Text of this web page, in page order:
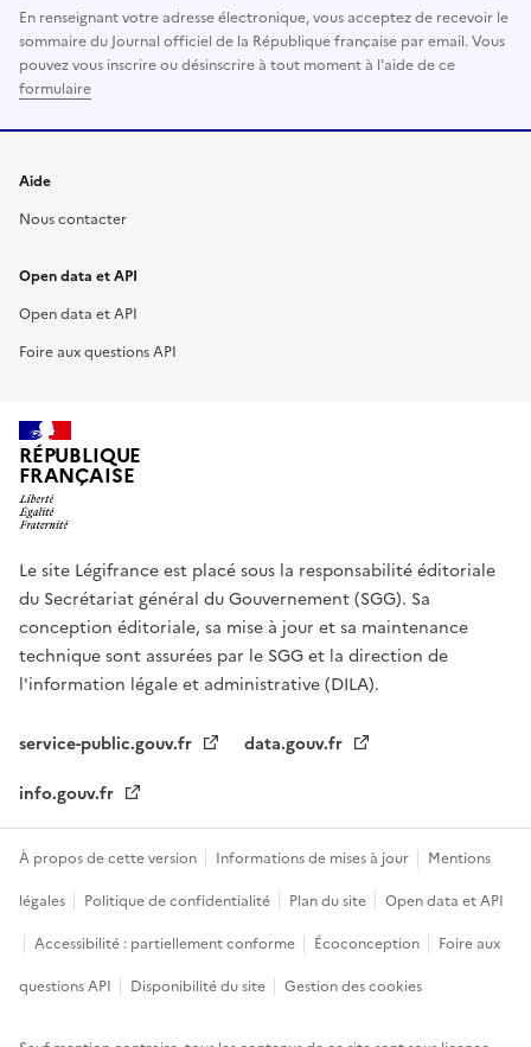
En renseignant votre adresse électronique, vous acceptez de recevoir le
sommaire du Journal officiel de la République française par email. Vous
pouvez vous inscrire ou désinscrire à tout moment à l'aide de ce
formulaire
Aide
Nous contacter
Open data et API
Open data et API
Foire aux questions API
RÉPUBLIQUE
FRANÇAISE
Le site Légifrance est placé sous la responsabilité éditoriale
du Secrétariat général du Gouvernement (SGG). Sa
conception éditoriale, sa mise à jour et sa maintenance
technique sont assurées par le SGG et la direction de
l'information légale et administrative (DILA).
service-public.gouv.fr
data.gouv.fr
info.gouv.fr
À propos de cette version Informations de mises à jour
Mentions
légales
Politique de confidentialité Plan du site
Open data et API
Accessibilité : partiellement conforme
Écoconception
Foire aux
questions API
Disponibilité du site Gestion des cookies